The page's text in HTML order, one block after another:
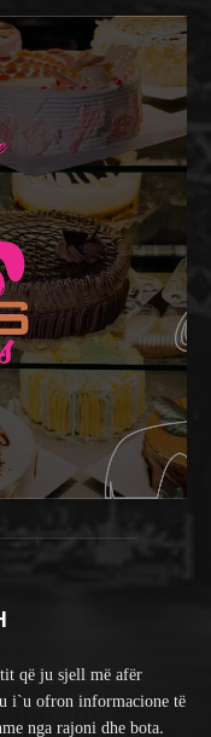
që ju sjell më afër
i`u ofron informacione të
nga rajoni dhe bota.